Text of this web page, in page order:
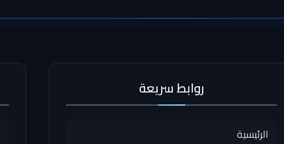
روابط سريعة
الرئيسية